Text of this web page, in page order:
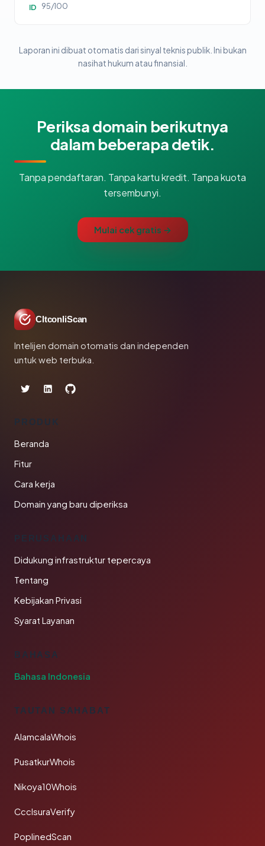
ID 95/100
Laporan ini dibuat otomatis dari sinyal teknis publik. Ini bukan
nasihat hukum atau finansial.
Periksa domain berikutnya
dalam beberapa detik.
Tanpa pendaftaran. Tanpa kartu kredit. Tanpa kuota
tersembunyi.
Mulai cek gratis →
CltconliScan
Intelijen domain otomatis dan independen
untuk web terbuka.
PRODUK
Beranda
Fitur
Cara kerja
Domain yang baru diperiksa
PERUSAHAAN
Didukung infrastruktur tepercaya
Tentang
Kebijakan Privasi
Syarat Layanan
BAHASA
Bahasa Indonesia
TAUTAN SAHABAT
AlamcalaWhois
PusatkurWhois
Nikoya10Whois
CcclsuraVerify
PoplinedScan